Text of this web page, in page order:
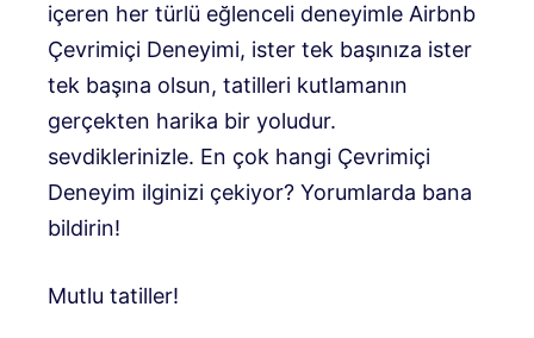
içeren her türlü eğlenceli deneyimle Airbnb
Çevrimiçi Deneyimi, ister tek başınıza ister
tek başına olsun, tatilleri kutlamanın
gerçekten harika bir yoludur.
sevdiklerinizle. En çok hangi Çevrimiçi
Deneyim ilginizi çekiyor? Yorumlarda bana
bildirin!
Mutlu tatiller!